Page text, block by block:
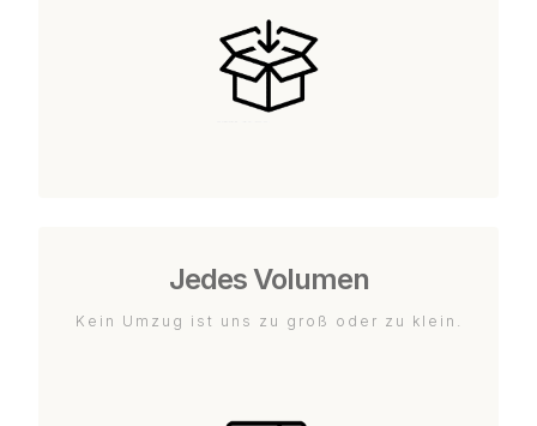
Jedes Volumen
Kein Umzug ist uns zu groß oder zu klein.